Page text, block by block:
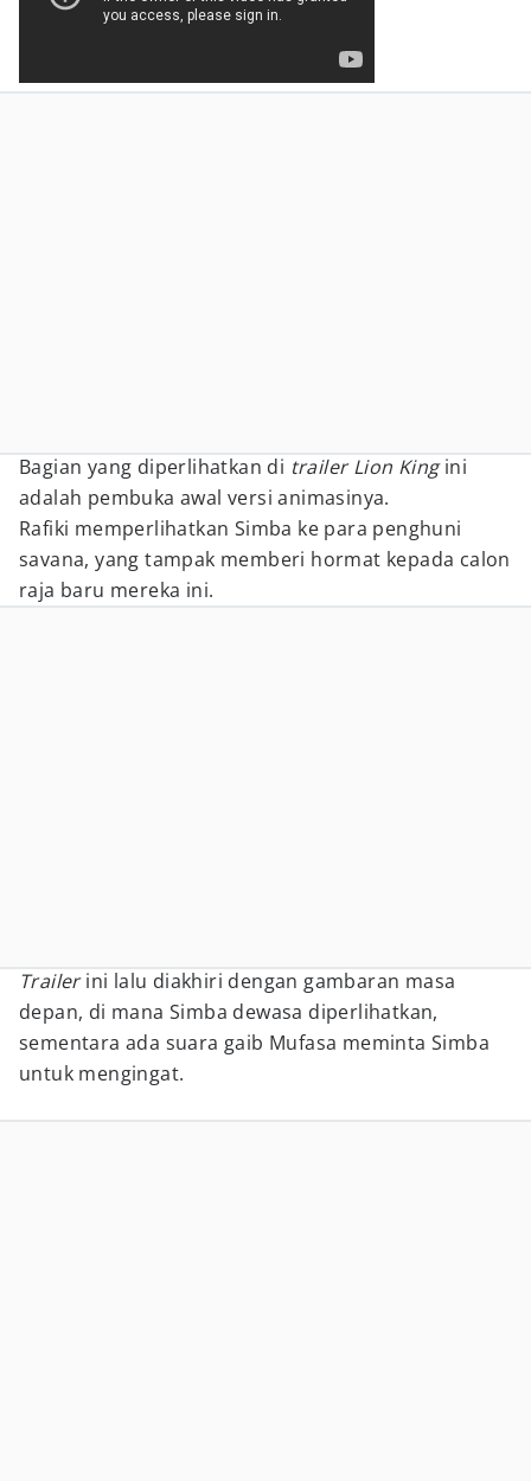
Bagian yang diperlihatkan di trailer Lion Kingini
adalah pembuka awal versi animasinya.
Rafiki memperlihatkan Simba ke para penghuni
savana, yang tampak memberi hormat kepada calon
raja baru mereka ini.
Trailerini lalu diakhiri dengan gambaran masa
depan, di mana Simba dewasa diperlihatkan,
sementara ada suara gaib Mufasa meminta Simba
untuk mengingat.